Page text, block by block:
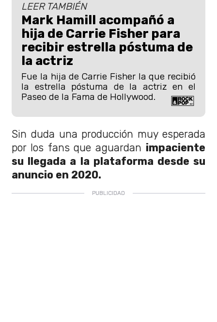
LEER TAMBIÉN
Mark Hamill acompañó a
hija de Carrie Fisher para
recibir estrella póstuma de
la actriz
Fue la hija de Carrie Fisher la que recibió
la estrella póstuma de la actriz en el
Paseo de la Fama de Hollywood.
Sin duda una producción muy esperada
por los fans que aguardan impaciente
su llegada a la plataforma desde su
anuncio en 2020.